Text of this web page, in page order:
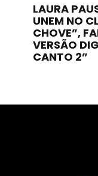
LAURA
UNEM NO
CHOVE”,
VERSÃO
CANTO 2”